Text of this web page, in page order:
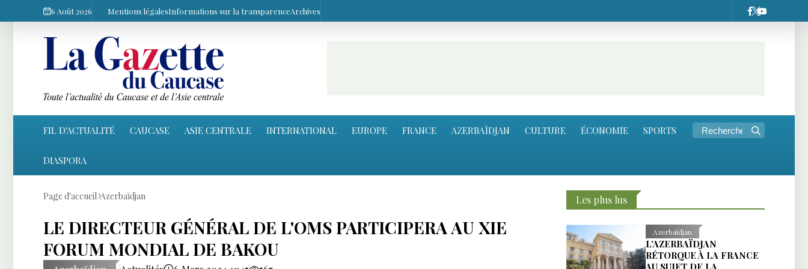
6 Août 2026 Mentions légalesInformations sur la transparenceArchives
FIL D'ACTUALITÉ CAUCASE ASIE CENTRALE INTERNATIONAL EUROPE FRANCE AZERBAÏDJAN CULTURE ÉCONOMIE SPORTS
DIASPORA
Page d'accueil Azerbaïdjan
LE DIRECTEUR GÉNÉRAL DE L'OMS PARTICIPERA AU XIE
FORUM MONDIAL DE BAKOU
Les plus lus
Azerbaïdjan
L’AZERBAÏDJAN
RÉTORQUE À LA FRANCE